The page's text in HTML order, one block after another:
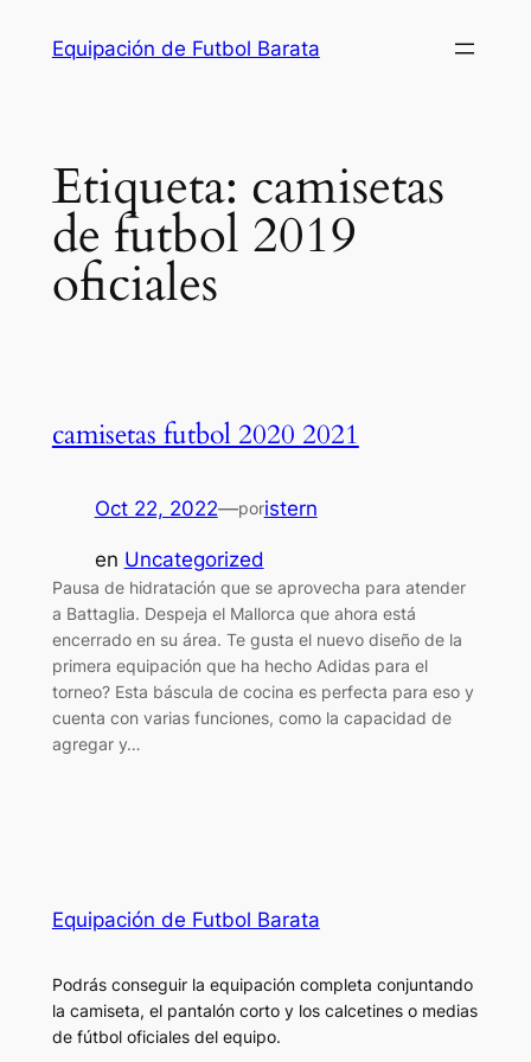
Equipación de Futbol Barata
Etiqueta: camisetas
de futbol 2019
oficiales
camisetas futbol 2020 2021
Oct 22, 2022—poristern
en Uncategorized
Pausa de hidratación que se aprovecha para atender
a Battaglia. Despeja el Mallorca que ahora está
encerrado en su área. Te gusta el nuevo diseño de la
primera equipación que ha hecho Adidas para el
torneo? Esta báscula de cocina es perfecta para eso y
cuenta con varias funciones, como la capacidad de
agregar y…
Equipación de Futbol Barata
Podrás conseguir la equipación completa conjuntando
la camiseta, el pantalón corto y los calcetines o medias
de fútbol oficiales del equipo.